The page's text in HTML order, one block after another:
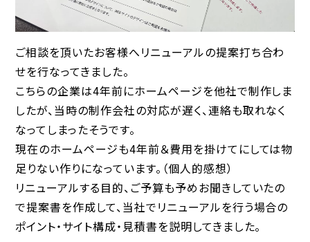
ご相談を頂いたお客様へリニューアルの提案打ち合わ
せを行なってきました。
こちらの企業は4年前にホームページを他社で制作しま
したが、当時の制作会社の対応が遅く、連絡も取れなく
なってしまったそうです。
現在のホームページも4年前＆費用を掛けてにしては物
足りない作りになっています。（個人的感想）
リニューアルする目的、ご予算も予めお聞きしていたの
で提案書を作成して、当社でリニューアルを行う場合の
ポイント・サイト構成・見積書を説明してきました。